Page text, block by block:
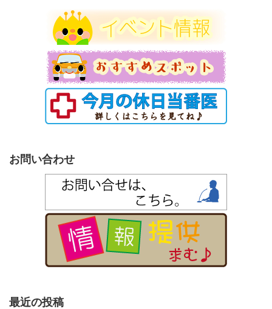
お問い合わせ
最近の投稿